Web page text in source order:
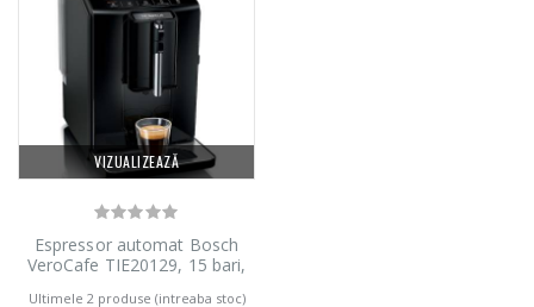
VIZUALIZEAZĂ
Espressor automat Bosch
VeroCafe TIE20129, 15 bari,
Ultimele 2 produse (intreaba stoc)